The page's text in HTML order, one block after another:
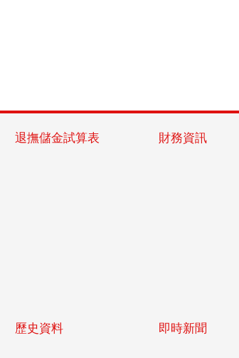
退撫儲金試算表 財務資訊
歷史資料 即時新聞